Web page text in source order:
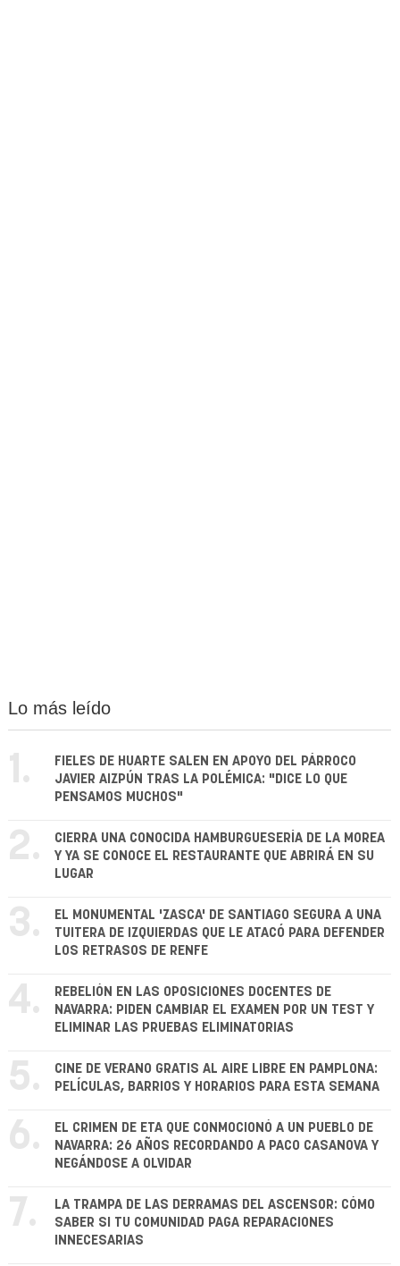
Lo más leído
1.
FIELES DE HUARTE SALEN EN APOYO DEL PÁRROCO
JAVIER AIZPÚN TRAS LA POLÉMICA: "DICE LO QUE
PENSAMOS MUCHOS"
2.
CIERRA UNA CONOCIDA HAMBURGUESERÍA DE LA MOREA
Y YA SE CONOCE EL RESTAURANTE QUE ABRIRÁ EN SU
LUGAR
3.
EL MONUMENTAL 'ZASCA' DE SANTIAGO SEGURA A UNA
TUITERA DE IZQUIERDAS QUE LE ATACÓ PARA DEFENDER
LOS RETRASOS DE RENFE
4.
REBELIÓN EN LAS OPOSICIONES DOCENTES DE
NAVARRA: PIDEN CAMBIAR EL EXAMEN POR UN TEST Y
ELIMINAR LAS PRUEBAS ELIMINATORIAS
5.
CINE DE VERANO GRATIS AL AIRE LIBRE EN PAMPLONA:
PELÍCULAS, BARRIOS Y HORARIOS PARA ESTA SEMANA
6.
EL CRIMEN DE ETA QUE CONMOCIONÓ A UN PUEBLO DE
NAVARRA: 26 AÑOS RECORDANDO A PACO CASANOVA Y
NEGÁNDOSE A OLVIDAR
7.
LA TRAMPA DE LAS DERRAMAS DEL ASCENSOR: CÓMO
SABER SI TU COMUNIDAD PAGA REPARACIONES
INNECESARIAS